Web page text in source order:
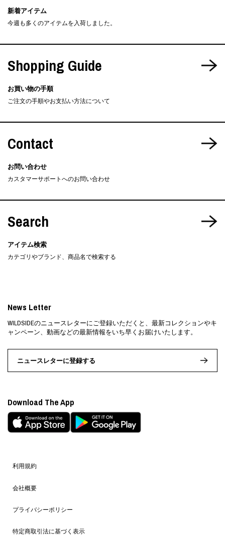
新着アイテム
今週も多くのアイテムを入荷しました。
Shopping Guide
お買い物の手順
ご注文の手順やお支払い方法について
Contact
お問い合わせ
カスタマーサポートへのお問い合わせ
Search
アイテム検索
カテゴリやブランド、商品名で検索する
利用規約
会社概要
プライバシーポリシー
特定商取引法に基づく表示
News Letter
WILDSIDEのニュースレターにご登録いただくと、最新コレクションやキ
ャンペーン、動画などの最新情報をいち早くお届けいたします。
ニュースレターに登録する
Download The App